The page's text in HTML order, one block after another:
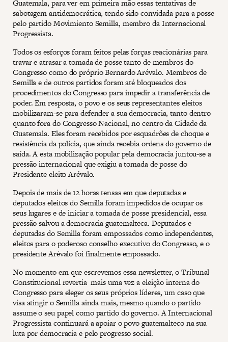
Guatemala, para ver em primeira mão essas tentativas de
sabotagem antidemocrática, tendo sido convidada para a posse
pelo partido Movimiento Semilla, membro da Internacional
Progressista.
Todos os esforços foram feitos pelas forças reacionárias para
travar e atrasar a tomada de posse tanto de membros do
Congresso como do próprio Bernardo Arévalo. Membros de
Semilla e de outros partidos foram até bloqueados dos
procedimentos do Congresso para impedir a transferência de
poder. Em resposta, o povo e os seus representantes eleitos
mobilizaram-se para defender a sua democracia, tanto dentro
quanto fora do Congresso Nacional, no centro da Cidade da
Guatemala. Eles foram recebidos por esquadrões de choque e
resistência da polícia, que ainda recebia ordens do governo de
saída. A esta mobilização popular pela democracia juntou-se a
pressão internacional que exigiu a tomada de posse do
Presidente eleito Arévalo.
Depois de mais de 12 horas tensas em que deputadas e
deputados eleitos do Semilla foram impedidos de ocupar os
seus lugares e de iniciar a tomada de posse presidencial, essa
pressão salvou a democracia guatemalteca. Deputados e
deputadas do Semilla foram empossados como independentes,
eleitos para o poderoso conselho executivo do Congresso, e o
presidente Arévalo foi finalmente empossado.
No momento em que escrevemos essa newsletter, o Tribunal
Constitucional revertia mais uma vez a eleição interna do
Congresso para eleger os seus próprios líderes, um caso que
visa atingir o Semilla ainda mais, mesmo quando o partido
assume o seu papel como partido do governo. A Internacional
Progressista continuará a apoiar o povo guatemalteco na sua
luta por democracia e pelo progresso social.